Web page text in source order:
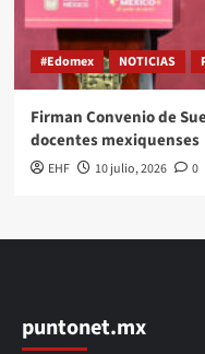
#Edomex NOTICIAS
Firman Convenio de
docentes mexiquenses
EHF 10 julio, 2026 0
puntonet.mx